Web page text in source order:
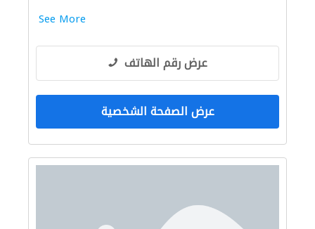
See More
عرض رقم الهاتف
عرض الصفحة الشخصية